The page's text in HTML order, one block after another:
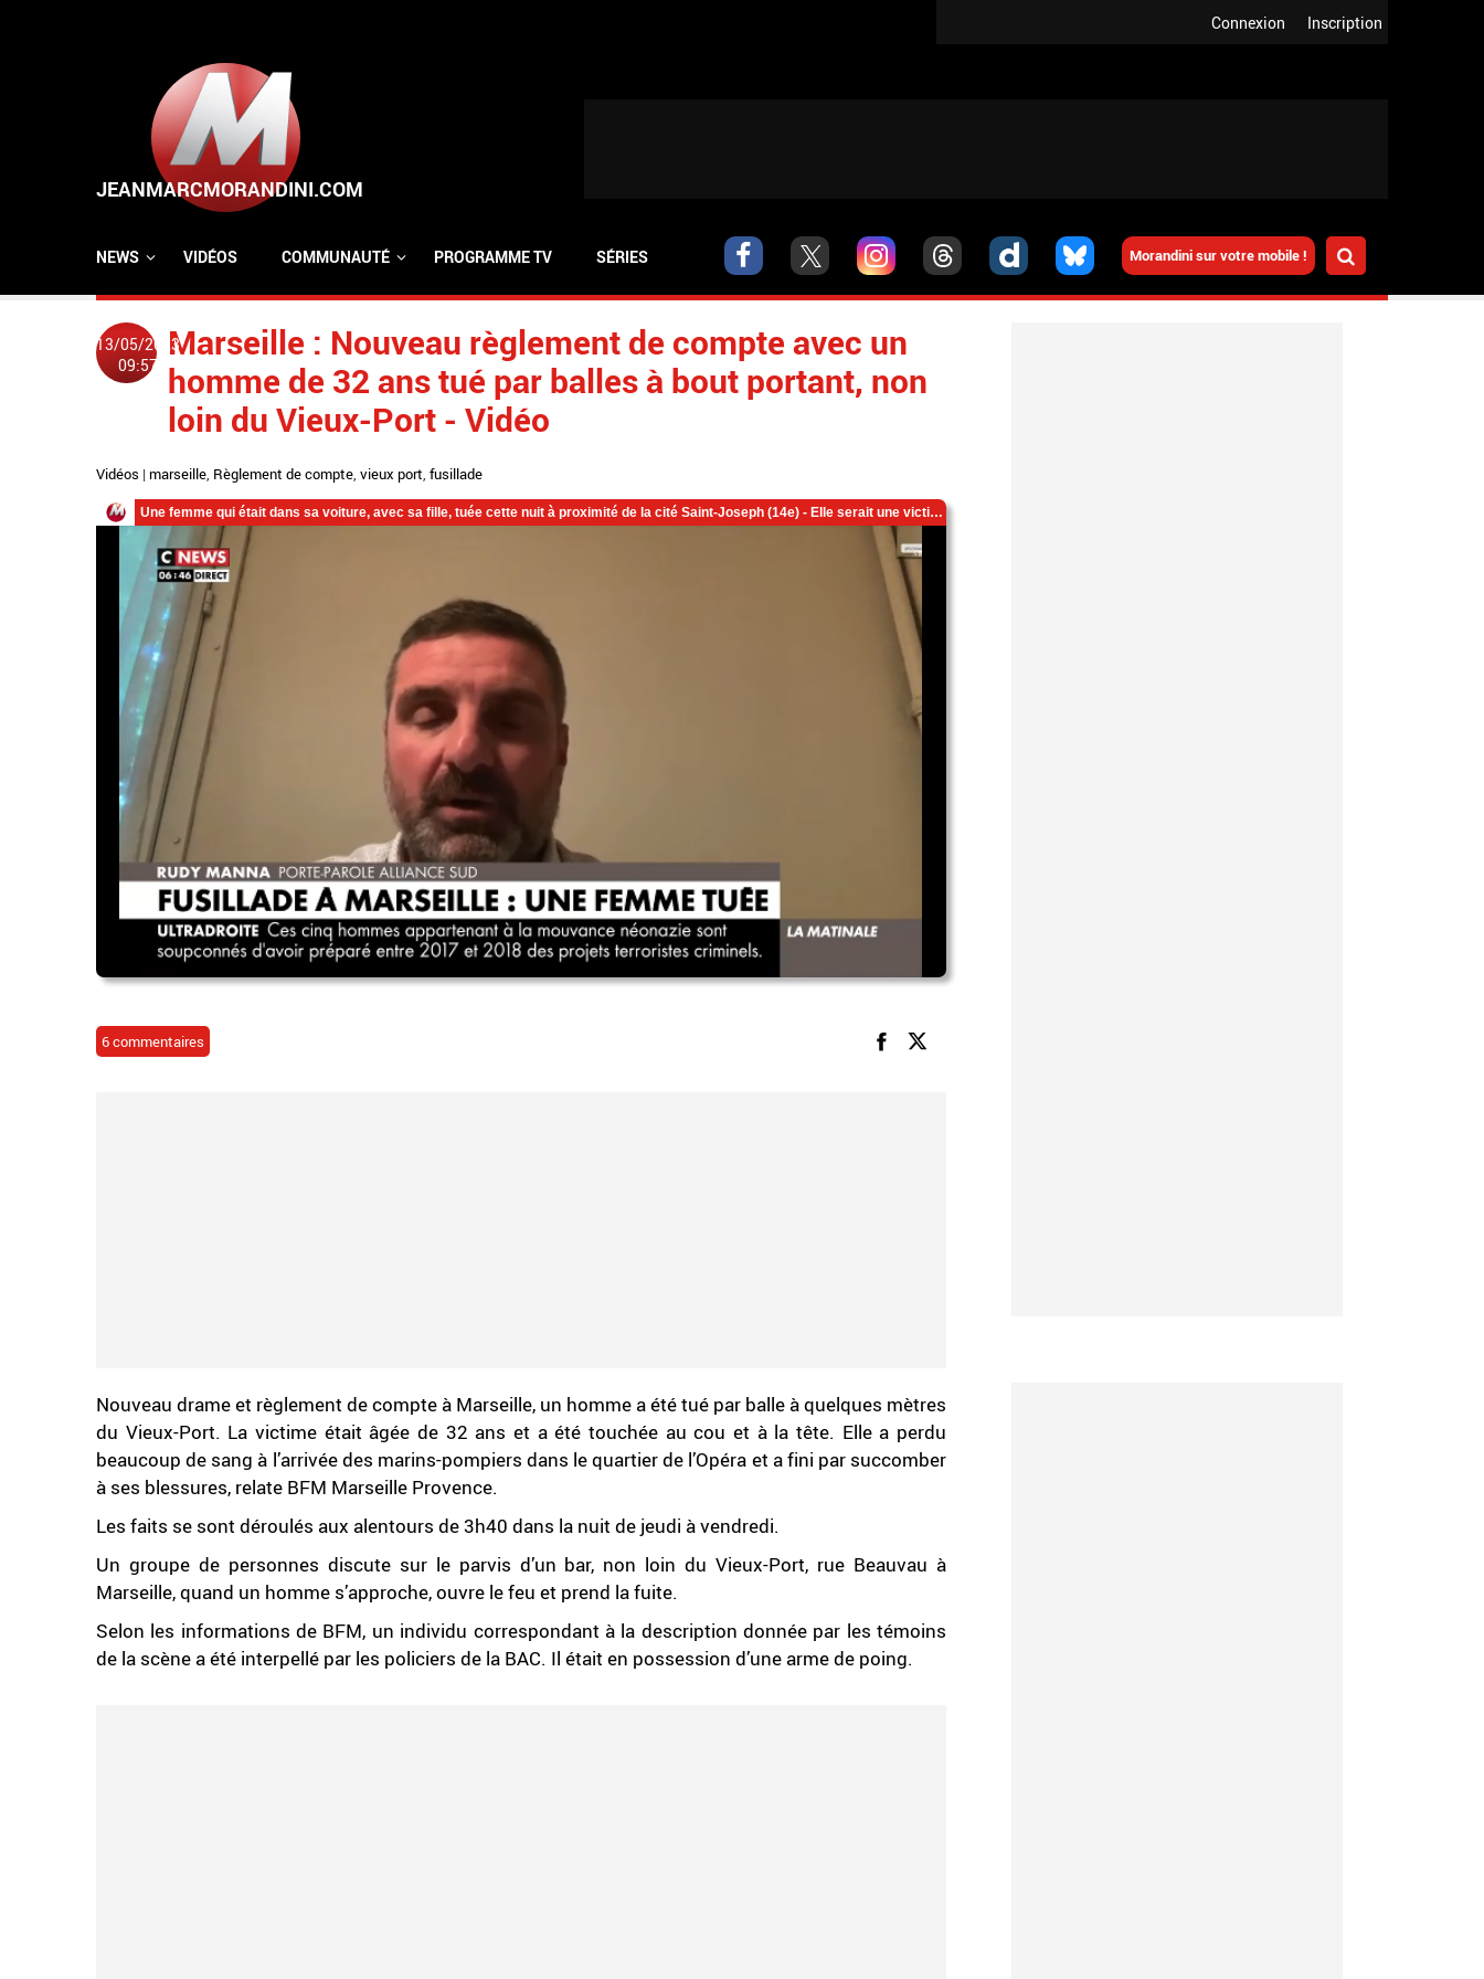
Inscription
Connexion
Morandini sur votre mobile !
NEWS VIDÉOS COMMUNAUTÉ PROGRAMME TV SÉRIES
13/05/2023
09:57
Marseille : Nouveau règlement de compte avec un
homme de 32 ans tué par balles à bout portant, non
loin du Vieux-Port - Vidéo
Vidéos | marseille, Règlement de compte, vieux port, fusillade
6 commentaires
Nouveau drame et règlement de compte à Marseille, un homme a été tué par balle à quelques mètres
du Vieux-Port. La victime était âgée de 32 ans et a été touchée au cou et à la tête. Elle a perdu
beaucoup de sang à l’arrivée des marins-pompiers dans le quartier de l’Opéra et a fini par succomber
à ses blessures, relate BFM Marseille Provence.
Les faits se sont déroulés aux alentours de 3h40 dans la nuit de jeudi à vendredi.
Un groupe de personnes discute sur le parvis d’un bar, non loin du Vieux-Port, rue Beauvau à
Marseille, quand un homme s’approche, ouvre le feu et prend la fuite.
Selon les informations de BFM, un individu correspondant à la description donnée par les témoins
de la scène a été interpellé par les policiers de la BAC. Il était en possession d’une arme de poing.